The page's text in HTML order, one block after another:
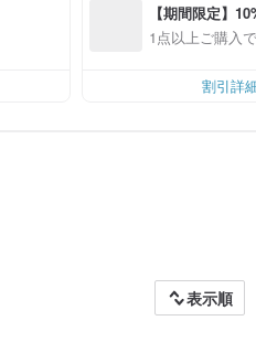
したちの思いと皆さまの思いを繋ぎ、
いきたい、という思いから
商品を皆さまにお届けしたいと思って
【期間限定】
1点以上ご購入
割引詳
表示順